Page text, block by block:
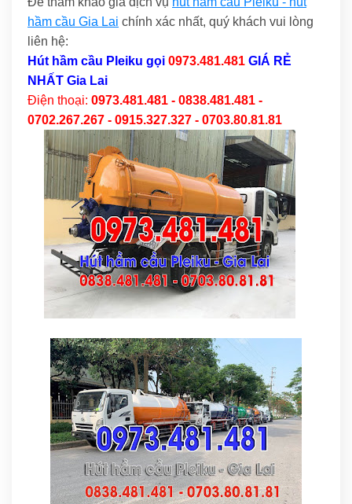
hầm cầu Gia Lai chính xác nhất, quý khách vui lòng
liên hệ:
Hút hầm cầu Pleiku gọi 0973.481.481 GIÁ RẺ
NHẤT Gia Lai
Điện thoại: 0973.481.481 - 0838.481.481 -
0702.267.267 - 0915.327.327 - 0703.80.81.81